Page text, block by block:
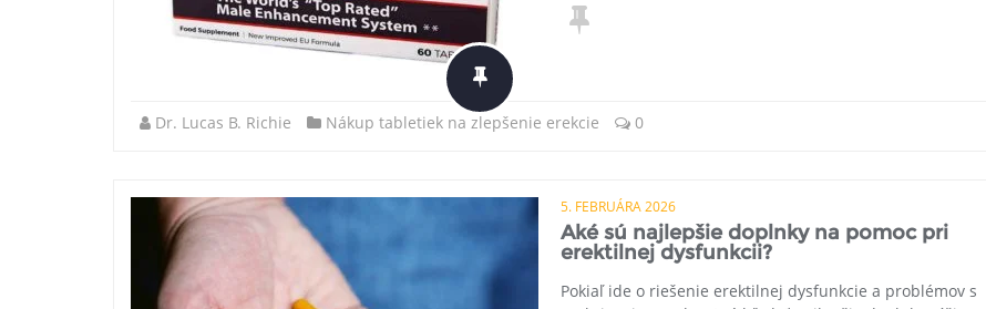
Dr. Lucas B. Richie Nákup tabletiek na zlepšenie erekcie 0
5. FEBRUÁRA 2026
Aké sú najlepšie doplnky na pomoc pri
erektilnej dysfunkcii?
Pokiaľ ide o riešenie erektilnej dysfunkcie a problémov s